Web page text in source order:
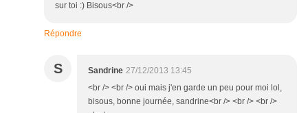
sur toi :) Bisous<br />
Répondre
S Sandrine 27/12/2013 13:45
<br /> <br /> oui mais j'en garde un peu pour moi lol,
bisous, bonne journée, sandrine<br /> <br /> <br />